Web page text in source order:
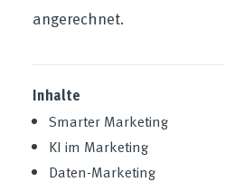
angerechnet.
Inhalte
Smarter Marketing
KI im Marketing
Daten-Marketing